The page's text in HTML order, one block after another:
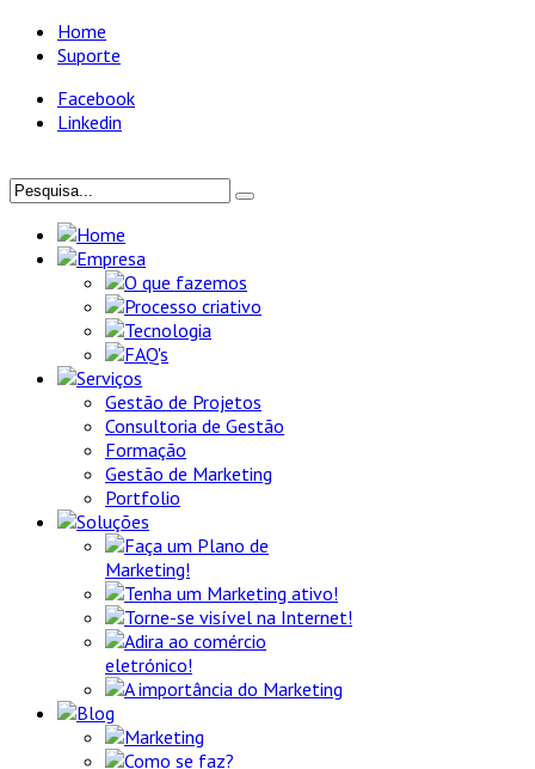
Home
Suporte
Facebook
Linkedin
Home
Empresa
O que fazemos
Processo criativo
Tecnologia
FAQ's
Serviços
Gestão de Projetos
Consultoria de Gestão
Formação
Gestão de Marketing
Portfolio
Soluções
Faça um Plano de
Marketing!
Tenha um Marketing ativo!
Torne-se visível na Internet!
Adira ao comércio
eletrónico!
A importância do Marketing
Blog
Marketing
Como se faz?